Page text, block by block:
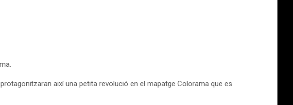
així una petita revolució en el mapatge Colorama que es